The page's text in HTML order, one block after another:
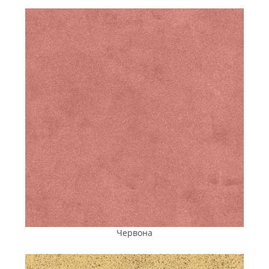
брук». Її характерна трапецієподібна форма та
заокруглені краї оптимальні для реалізації плавних
декоративних схем мощення з круговими
візерунками. А кольорове розмаїття відкриває
широкі дизайнерські можливості.
Ідеальне рішення для мощення великих площ —
тротуарна плитка «Ромб». За правильного
укладання, з використанням трьох відтінків однієї
колірної гами, її формадає змогустворити ефект
тривимірних зображень. Такий варіант відмінно
підкреслить архітектуру бізнес-просторів, житлових
комплексів і комерційних об’єктів.
Для ділянок із підвищеним навантаженням, таких як
паркування,логістичні термінали або промислові
зони, оптимальним вибором стане тротуарна плитка
«Котушка» . Завдяки надійному замковому з’єднанню
і здатності витримувати точкові та динамічні
навантаження, вона гарантує стійкість покриття до
довговічність навіть
Також в асортименті представлені популярні колекції:
Червона